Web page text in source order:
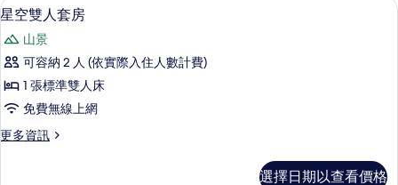
有
相
片
套
的
詳
顯
示
星
空
雙
套
7
星空雙人套房
山景
可容納 2 人 (依實際入住人數計費)
1 張標準雙人床
免費無線上網
更多資訊
更
選擇日期以查看價格